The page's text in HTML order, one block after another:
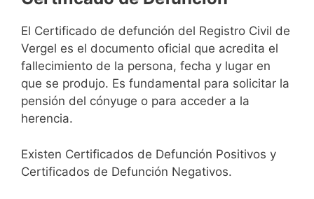
El Certificado de defunción del Registro Civil de
Vergel es el documento oficial que acredita el
fallecimiento de la persona, fecha y lugar en
que se produjo. Es fundamental para solicitar la
pensión del cónyuge o para acceder a la
herencia.
Existen Certificados de Defunción Positivos y
Certificados de Defunción Negativos.